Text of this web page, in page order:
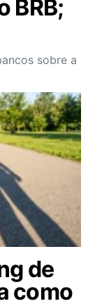
BRB;
sobre a
de
como